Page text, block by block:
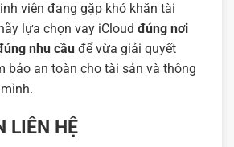
viên đang gặp khó khăn tài
lựa chọn vay iCloud đúng nơi
nhu cầu để vừa giải quyết
bảo an toàn cho tài sản và thông
LIÊN HỆ